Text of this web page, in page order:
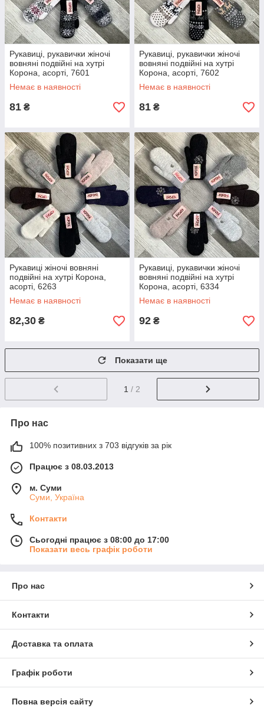
Рукавиці, рукавички жіночі
вовняні подвійні на хутрі
Корона, асорті, 7601
Немає в наявності
81 ₴
Рукавиці, рукавички жіночі
вовняні подвійні на хутрі
Корона, асорті, 7602
Немає в наявності
81 ₴
Рукавиці жіночі вовняні
подвійні на хутрі Корона,
асорті, 6263
Немає в наявності
82,30 ₴
Рукавиці, рукавички жіночі
вовняні подвійні на хутрі
Корона, асорті, 6334
Немає в наявності
92 ₴
Показати ще
1 / 2
Про нас
100% позитивних з 703 відгуків за рік
Працює з 08.03.2013
м. Суми
Суми, Україна
Контакти
Сьогодні працює з 08:00 до 17:00
Показати весь графік роботи
Про нас
Контакти
Доставка та оплата
Графік роботи
Повна версія сайту